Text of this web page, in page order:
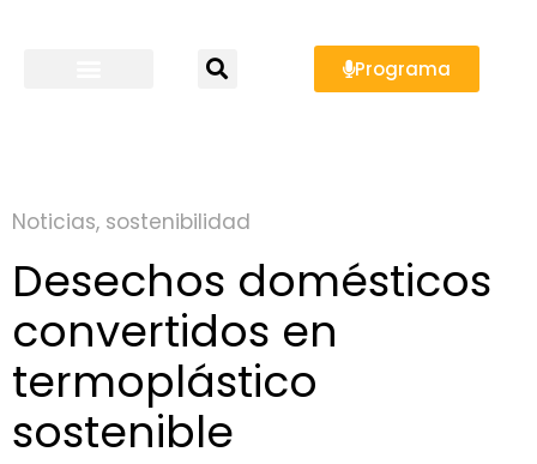
Programa
Noticias, sostenibilidad
Desechos domésticos
convertidos en
termoplástico
sostenible